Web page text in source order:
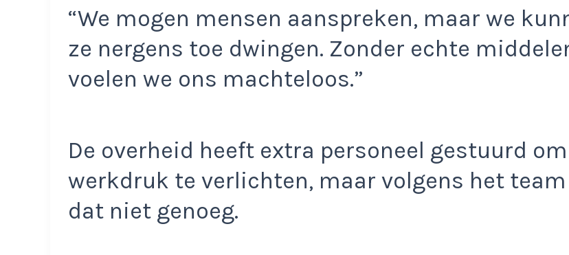
“We mogen mensen aanspreken, maar we
ze nergens toe dwingen. Zonder echte
voelen we ons machteloos.”
De overheid heeft extra personeel gestuurd
werkdruk te verlichten, maar volgens het
dat niet genoeg.